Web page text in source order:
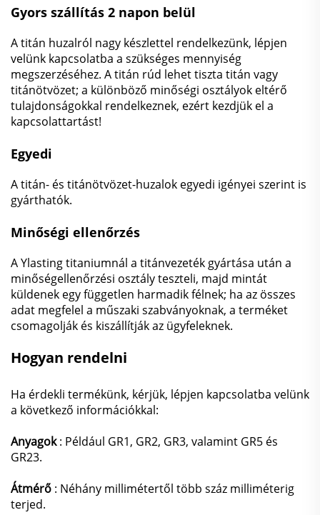
Gyors szállítás 2 napon belül
A titán huzalról nagy készlettel rendelkezünk, lépjen
velünk kapcsolatba a szükséges mennyiség
megszerzéséhez. A titán rúd lehet tiszta titán vagy
titánötvözet; a különböző minőségi osztályok eltérő
tulajdonságokkal rendelkeznek, ezért kezdjük el a
kapcsolattartást!
Egyedi
A titán- és titánötvözet-huzalok egyedi igényei szerint is
gyárthatók.
Minőségi ellenőrzés
A Ylasting titaniumnál a titánvezeték gyártása után a
minőségellenőrzési osztály teszteli, majd mintát
küldenek egy független harmadik félnek; ha az összes
adat megfelel a műszaki szabványoknak, a terméket
csomagolják és kiszállítják az ügyfeleknek.
Hogyan rendelni
Ha érdekli termékünk, kérjük, lépjen kapcsolatba velünk
a következő információkkal:
Anyagok: Például GR1, GR2, GR3, valamint GR5 és
GR23.
Átmérő : Néhány millimétertől több száz milliméterig
terjed.